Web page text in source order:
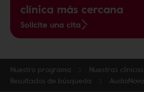
clínica más cercana
Solicite una cita
Nuestro programa
Nuestras clínicas
Resultados de búsqueda
AudioNova